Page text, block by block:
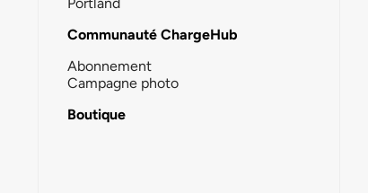
Communauté ChargeHub
Abonnement
Campagne photo
Boutique